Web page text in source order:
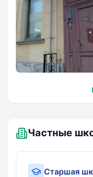
Начальная школа
Частные
Старшая